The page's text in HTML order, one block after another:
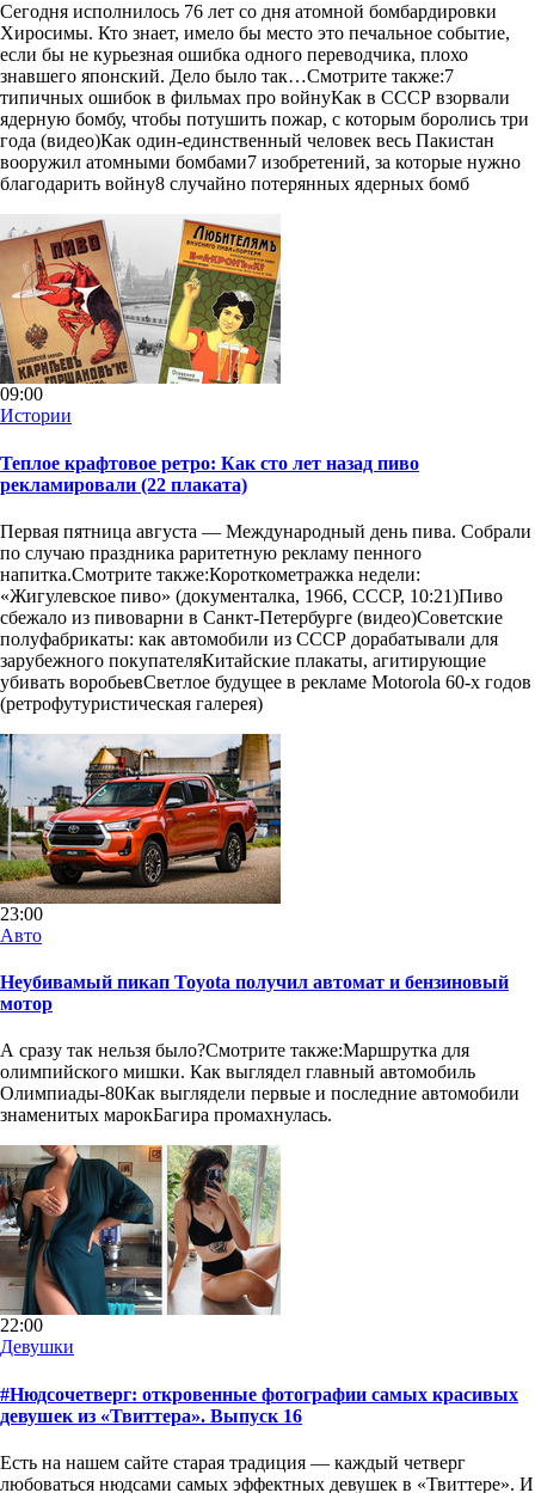
Сегодня исполнилось 76 лет со дня атомной бомбардировки
Хиросимы. Кто знает, имело бы место это печальное событие,
если бы не курьезная ошибка одного переводчика, плохо
знавшего японский. Дело было так…Смотрите также:7
типичных ошибок в фильмах про войнуКак в СССР взорвали
ядерную бомбу, чтобы потушить пожар, с которым боролись три
года (видео)Как один-единственный человек весь Пакистан
вооружил атомными бомбами7 изобретений, за которые нужно
благодарить войну8 случайно потерянных ядерных бомб
09:00
Истории
Теплое крафтовое ретро: Как сто лет назад пиво
рекламировали (22 плаката)
Первая пятница августа — Международный день пива. Собрали
по случаю праздника раритетную рекламу пенного
напитка.Смотрите также:Короткометражка недели:
«Жигулевское пиво­» (документалка, 1966, СССР, 10:21)Пиво
сбежало из пивоварни в Санкт-Петербурге (видео)Советские
полуфабрикаты: как автомобили из СССР дорабатывали для
зарубежного покупателяКитайские плакаты, агитирующие
убивать воробьевСветлое будущее в рекламе Motorola 60-х годов
(ретрофутуристическая галерея)
23:00
Авто
Неубивамый пикап Toyota получил автомат и бензиновый
мотор
А сразу так нельзя было?Смотрите также:Маршрутка для
олимпийского мишки. Как выглядел главный автомобиль
Олимпиады-80Как выглядели первые и последние автомобили
знаменитых марокБагира промахнулась.
22:00
Девушки
#Нюдсочетверг: откровенные фотографии самых красивых
девушек из «Твиттера». Выпуск 16
Есть на нашем сайте старая традиция — каждый четверг
любоваться нюдсами самых эффектных девушек в «Твиттере». И